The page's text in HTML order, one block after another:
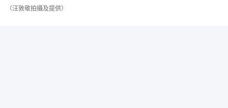
（汪敦敬拍攝及提供）